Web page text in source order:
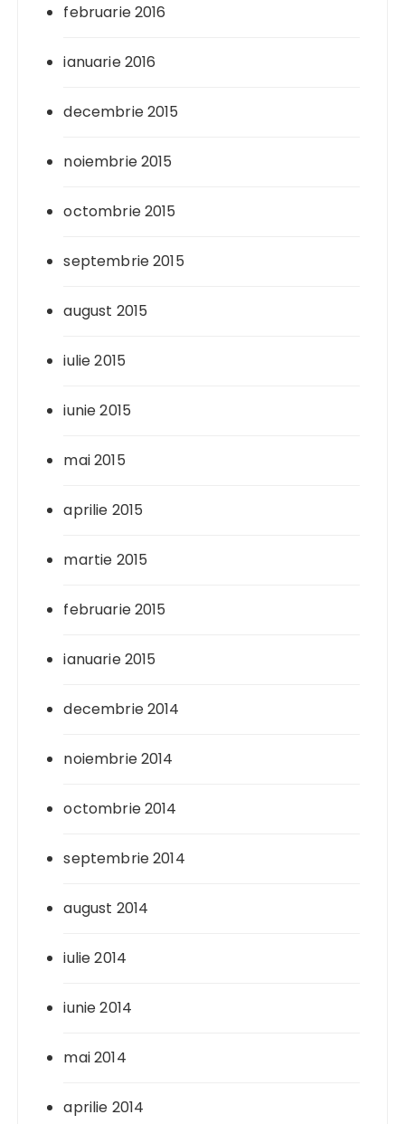
februarie 2016
ianuarie 2016
decembrie 2015
noiembrie 2015
octombrie 2015
septembrie 2015
august 2015
iulie 2015
iunie 2015
mai 2015
aprilie 2015
martie 2015
februarie 2015
ianuarie 2015
decembrie 2014
noiembrie 2014
octombrie 2014
septembrie 2014
august 2014
iulie 2014
iunie 2014
mai 2014
aprilie 2014